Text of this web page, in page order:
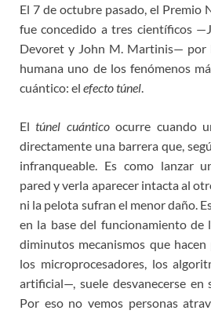
El 7 de octubre pasado, el Premio
fue concedido a tres científicos
Devoret y John M. Martinis— por
humana uno de los fenómenos
cuántico: el efecto túnel
Eltúnel cuánticoocurre cuando
directamente una barrera que,
infranqueable. Es como lanzar
pared y verla aparecer intacta al
ni la pelota sufran el menor daño.
en la base del funcionamiento
diminutos mecanismos que
los microprocesadores, los
artificial—, suele desvanecerse en
Por eso no vemos personas